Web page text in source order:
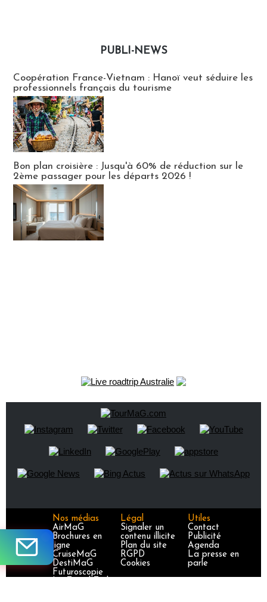
PUBLI-NEWS
Coopération France-Vietnam : Hanoï veut séduire les
professionnels français du tourisme
Bon plan croisière : Jusqu'à 60% de réduction sur le
2ème passager pour les départs 2026 !
Nos médias
AirMaG
Brochures en
ligne
CruiseMaG
DestiMaG
Futuroscopie
Légal
Signaler un
contenu illicite
Plan du site
RGPD
Cookies
Utiles
Contact
Publicité
Agenda
La presse en
parle